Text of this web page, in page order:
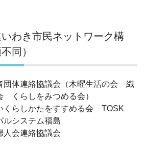
わき市民ネットワーク構
同）
団体連絡協議会（木曜生活の会 織
くらしをみつめる会）
くらしかたをすすめる会 TOSK
ルシステム福島
人会連絡協議会